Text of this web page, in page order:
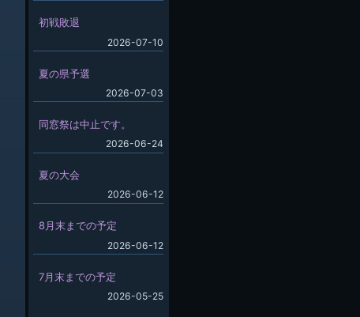
初戦敗退
2026-07-10
夏の県予選
2026-07-03
同窓祭は中止です。
2026-06-24
夏の大会
2026-06-12
8月末までの予定
2026-06-12
7月末までの予定
2026-05-25